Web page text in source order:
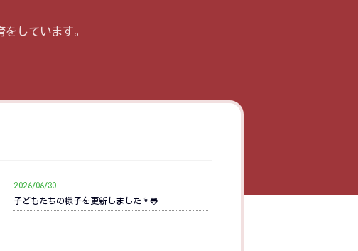
しています。
2026/06/30
子どもたちの様子を更新しました🌂🐸